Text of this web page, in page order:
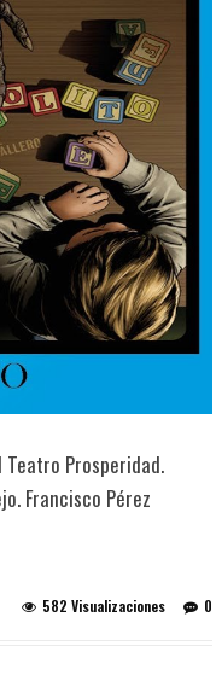
Prosperidad.
Francisco Pérez
0
582 Visualizaciones